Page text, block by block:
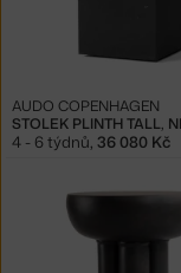
AUDO COPENHAGEN
4 - 6 týdnů, 36 080 Kč